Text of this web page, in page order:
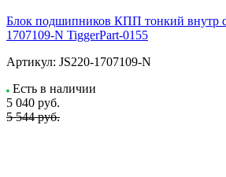
Блок подшипников КПП тонкий внутр
1707109-N TiggerPart-0155
Артикул: JS220-1707109-N
Есть в наличии
5 040 руб.
5 544 руб.